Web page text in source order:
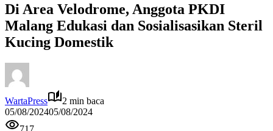
Di Area Velodrome, Anggota PKDI
Malang Edukasi dan Sosialisasikan Steril
Kucing Domestik
WartaPress
2 min baca
05/08/202405/08/2024
717